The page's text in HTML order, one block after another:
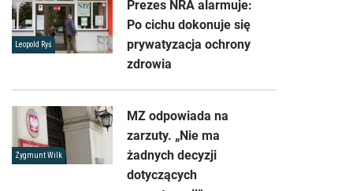
Leopold Ryś
Prezes NRA alarmuje:
Po cichu dokonuje się
prywatyzacja ochrony
zdrowia
Zygmunt Wilk
MZ odpowiada na
zarzuty. „Nie ma
żadnych decyzji
dotyczących